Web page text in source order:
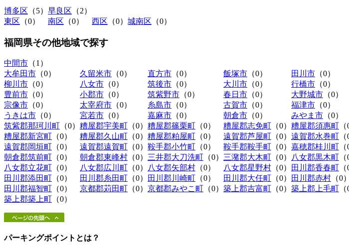
博多区 （5） 早良区 （2）
東区 （0） 南区 （0） 西区 （0） 城南区 （0）
福岡県その他地域で探す
中間市 （1）
大牟田市 （0） 久留米市 （0） 直方市 （0） 飯塚市 （0） 田川市 （0）
柳川市 （0） 八女市 （0） 筑後市 （0） 大川市 （0） 行橋市 （0）
豊前市 （0） 小郡市 （0） 筑紫野市 （0） 春日市 （0） 大野城市 （0）
宗像市 （0） 太宰府市 （0） 糸島市 （0） 古賀市 （0） 福津市 （0）
うきは市 （0） 宮若市 （0） 嘉麻市 （0） 朝倉市 （0） みやま市 （0）
筑紫郡那珂川町 （0） 糟屋郡宇美町 （0） 糟屋郡篠栗町 （0） 糟屋郡志免町 （0） 糟屋郡須惠町
糟屋郡新宮町 （0） 糟屋郡久山町 （0） 糟屋郡粕屋町 （0） 遠賀郡芦屋町 （0） 遠賀郡水巻町
遠賀郡岡垣町 （0） 遠賀郡遠賀町 （0） 鞍手郡小竹町 （0） 鞍手郡鞍手町 （0） 嘉穂郡桂川町
朝倉郡筑前町 （0） 朝倉郡東峰村 （0） 三井郡大刀洗町 （0） 三潴郡大木町 （0） 八女郡黒木町
八女郡立花町 （0） 八女郡広川町 （0） 八女郡矢部村 （0） 八女郡星野村 （0） 田川郡香春町
田川郡添田町 （0） 田川郡糸田町 （0） 田川郡川崎町 （0） 田川郡大任町 （0） 田川郡赤村 （0）
田川郡福智町 （0） 京都郡苅田町 （0） 京都郡みやこ町 （0） 築上郡吉富町 （0） 築上郡上毛町
築上郡築上町 （0）
パーキングポイントとは？